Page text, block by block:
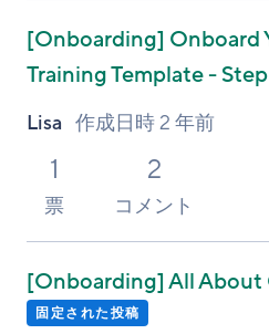
[Onboarding] Onboard
Training Template -
Lisa 作成日時2 年前
1
票
2
コメント
[Onboarding]All About
固定された投稿